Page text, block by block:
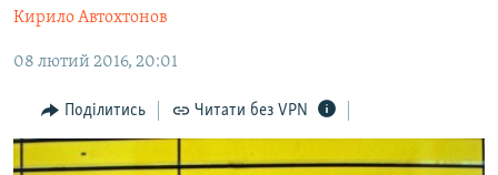
до
навігації
Перейти
пошуку
ПОЛІТИКА
БЛОГИ
ПОГЛЯД
ІНТЕРВ'Ю
Кирило Автохтонов
08 лютий 2016, 20:01
Поділитись Читати без VPN